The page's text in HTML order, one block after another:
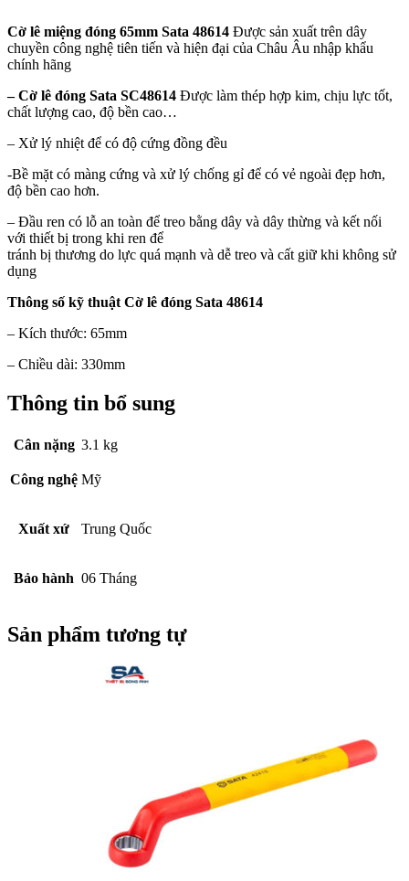
Cờ lê miệng đóng 65mm Sata 48614 Được sản xuất trên dây
chuyền công nghệ tiên tiến và hiện đại của Châu Âu nhập khẩu
chính hãng
–Cờ lê đóng Sata SC48614 Được làm thép hợp kim, chịu lực tốt,
chất lượng cao, độ bền cao…
– Xử lý nhiệt để có độ cứng đồng đều
-Bề mặt có màng cứng và xử lý chống gỉ để có vẻ ngoài đẹp hơn,
độ bền cao hơn.
– Đầu ren có lỗ an toàn để treo bằng dây và dây thừng và kết nối
với thiết bị trong khi ren để
tránh bị thương do lực quá mạnh và dễ treo và cất giữ khi không sử
dụng
Thông số kỹ thuật Cờ lê đóng Sata 48614
– Kích thước: 65mm
– Chiều dài: 330mm
Thông tin bổ sung
Cân nặng 3.1 kg
Công nghệ Mỹ
Xuất xứ Trung Quốc
Bảo hành 06 Tháng
Sản phẩm tương tự